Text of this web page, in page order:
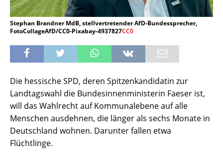
Stephan Brandner MdB, stellvertretender AfD-Bundessprecher,
FotoCollageAfD/CC0-Pixabay-4937827CC0
Die hessische SPD, deren Spitzenkandidatin zur
Landtagswahl die Bundesinnenministerin Faeser ist,
will das Wahlrecht auf Kommunalebene auf alle
Menschen ausdehnen, die länger als sechs Monate in
Deutschland wohnen. Darunter fallen etwa
Flüchtlinge.